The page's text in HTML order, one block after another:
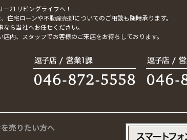
21リビングライフへ！
宅ローンや不動産売却についてのご相談も随時承ります。
ら当社へお任せください。
内、スタッフでお客様のご来店をお待ちしております。
売りたい方へ